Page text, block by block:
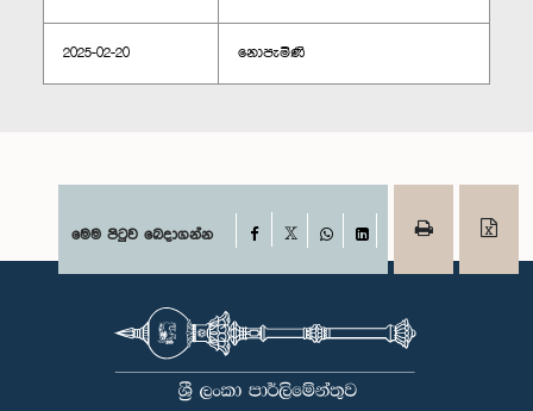
2025-02-20 නොපැමිණි
මෙම පිටුව බෙදාගන්න Facebook
WhatsAppLinkedIn